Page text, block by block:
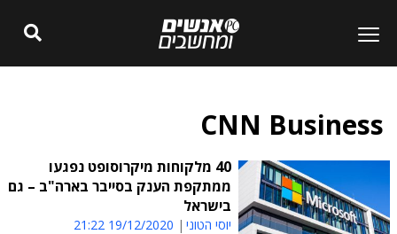
CNN Business
40 מלקוחות מיקרוסופט נפגעו
ממתקפת הענק בסייבר בארה"ב – גם
בישראל
יוסי הטוני 19/12/2020 21:22